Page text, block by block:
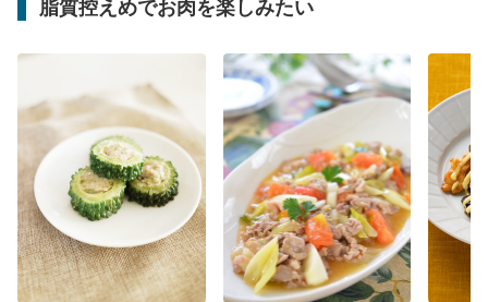
脂質控えめでお肉を楽しみたい